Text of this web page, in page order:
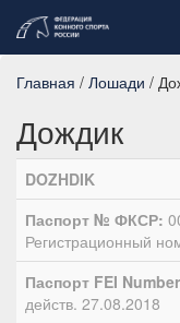
Главная / Лошади /
Дождик
DOZHDIK
Паспорт № ФКСР:
Регистрационный
Паспорт FEI
действ. 27.08.2018